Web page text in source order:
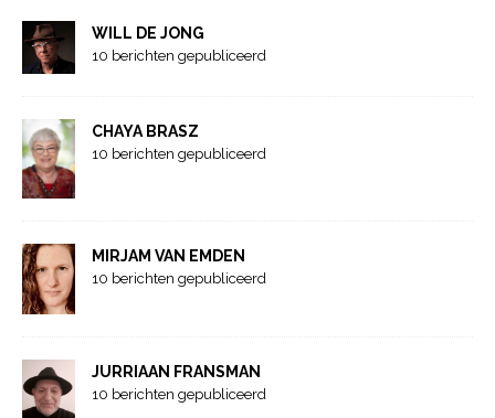
WILL DE JONG
10 berichten gepubliceerd
CHAYA BRASZ
10 berichten gepubliceerd
MIRJAM VAN EMDEN
10 berichten gepubliceerd
JURRIAAN FRANSMAN
10 berichten gepubliceerd